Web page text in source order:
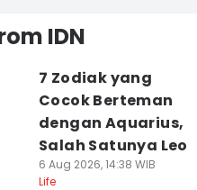
IDN
7 Zodiak yang
Cocok Berteman
dengan Aquarius,
Salah Satunya Leo
6 Aug 2026, 14:38 WIB
Life